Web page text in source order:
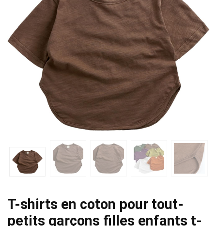
T-shirts en coton pour tout-
petits garçons filles enfants t-